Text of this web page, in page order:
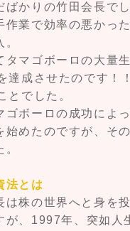
かりの竹田会長でし
作業で効率の悪かっ
タマゴボーロの大量
達成させたのです！！
とでした。
ゴボーロの成功によ
始めたのですが、そ
法とは
は株の世界へと身を
が、1997年、突如人